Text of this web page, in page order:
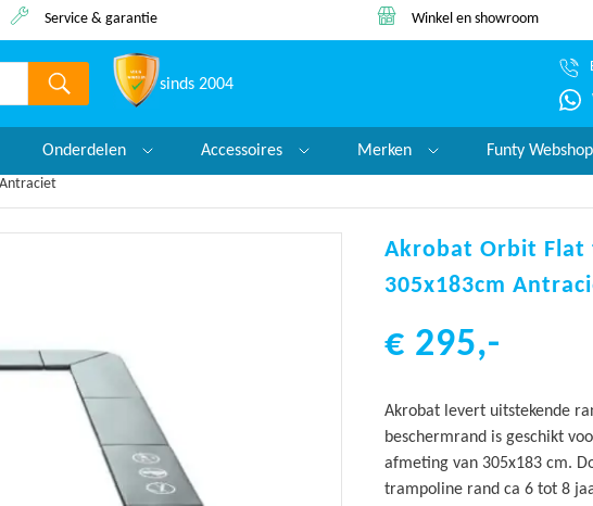
Akrobat Orbit Flat
305x183cm
€ 295,-
Akrobat levert uitstekende
beschermrand is geschikt
afmeting van 305x183 cm.
trampoline rand ca 6 tot 8
Winkel en showroom Lage prijs garantie!
sinds 2004
Onderdelen Accessoires Merken Funty